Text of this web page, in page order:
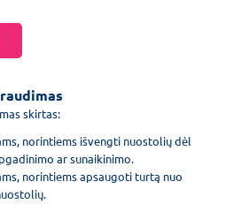
skirtas:
norintiems išvengti nuostolių dėl
ar sunaikinimo.
norintiems apsaugoti turtą nuo